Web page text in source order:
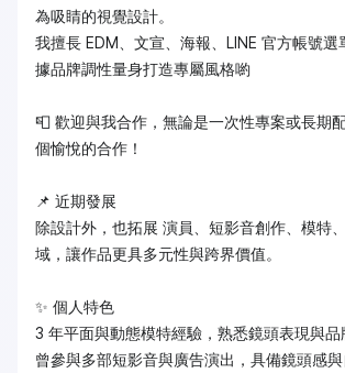
為吸睛的視覺設計。
我擅長 EDM、文宣、海報、LINE 官方帳號選
據品牌調性量身打造專屬風格喲
📮 歡迎與我合作，無論是一次性專案或長期
個愉悅的合作！
📌 近期發展
除設計外，也拓展 演員、短影音創作、模特
域，讓作品更具多元性與跨界價值。
✨ 個人特色
3 年平面與動態模特經驗，熟悉鏡頭表現與
曾參與多部短影音與廣告演出，具備鏡頭感